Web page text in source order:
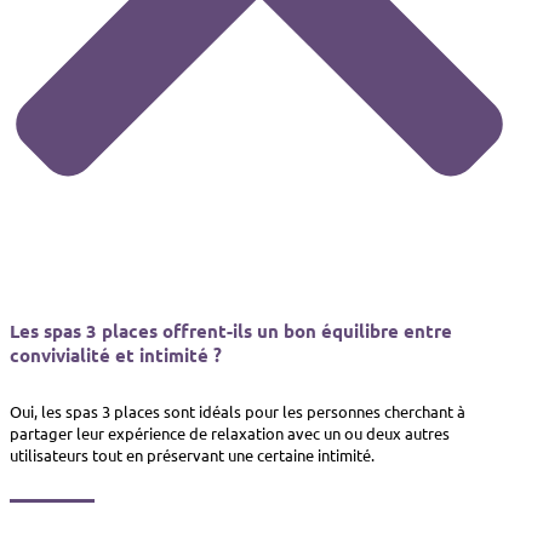
Les spas 3 places offrent-ils un bon équilibre entre
convivialité et intimité ?
Oui, les spas 3 places sont idéals pour les personnes cherchant à
partager leur expérience de relaxation avec un ou deux autres
utilisateurs tout en préservant une certaine intimité.